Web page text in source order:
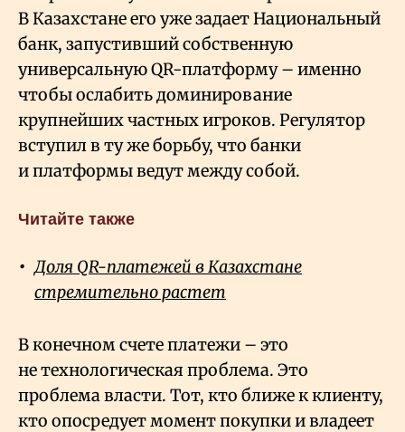
В Казахстане его уже задает Национальный
банк, запустивший собственную
универсальную QR-платформу – именно
чтобы ослабить доминирование
крупнейших частных игроков. Регулятор
вступил в ту же борьбу, что банки
и платформы ведут между собой.
Читайте также
Доля QR-платежей в Казахстане
стремительно растет
В конечном счете платежи – это
не технологическая проблема. Это
проблема власти. Тот, кто ближе к клиенту,
кто опосредует момент покупки и владеет